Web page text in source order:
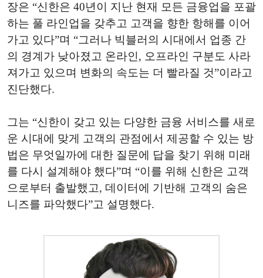
장은 “신한은 40년이 지난 현재 모든 금융업을 포괄
하는 풀 라인업을 갖추고 고객을 향한 항해를 이어
가고 있다”며 “그러나 빅블러의 시대에서 업종 간
의 경계가 낮아졌고 온라인, 오프라인 구분도 사라
져가고 있으며 변화의 속도는 더 빨라질 것”이라고
진단했다.
그는 “신한이 갖고 있는 다양한 금융 서비스를 새로
운 시대에 맞게 고객의 관점에서 제공할 수 있는 방
법은 무엇일까에 대한 질문에 답을 찾기 위해 미래
를 다시 설계해야 했다”며 “이를 위해 신한은 고객
으로부터 출발했고, 데이터에 기반해 고객의 숨은
니즈를 파악했다”고 설명했다.